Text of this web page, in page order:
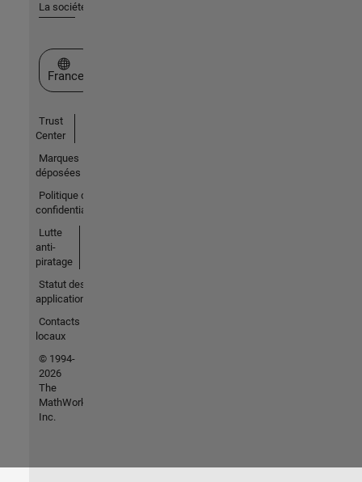
La société
Sélectionner un site web
France
Trust
Center
Marques
déposées
Politique de
confidentialité
Lutte
anti-
piratage
Statut des
applications
Contacts
locaux
© 1994-
2026
The
MathWorks,
Inc.